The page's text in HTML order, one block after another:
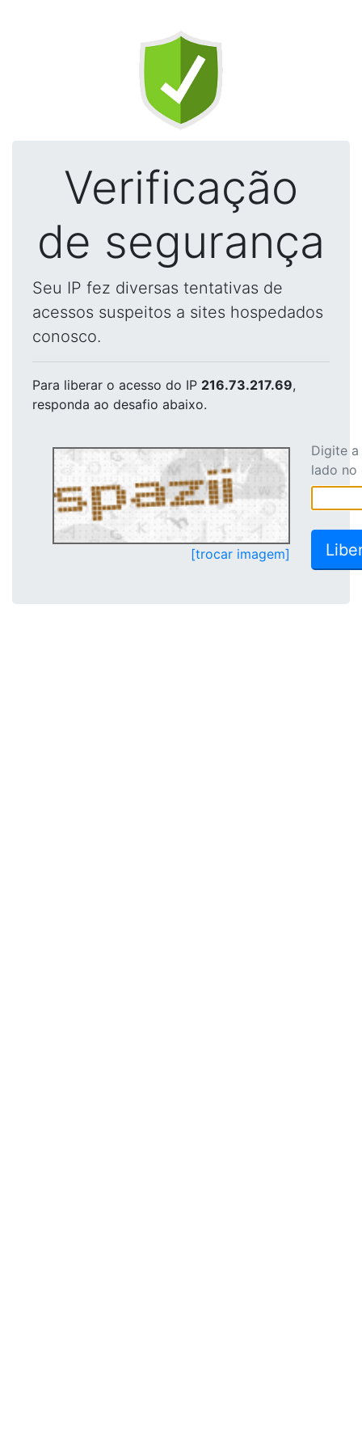
Verificação
de segurança
Seu IP fez diversas tentativas de
acessos suspeitos a sites hospedados
conosco.
Para liberar o acesso do IP 216.73.217.69,
responda ao desafio abaixo.
[trocar imagem]
Digite
lado no